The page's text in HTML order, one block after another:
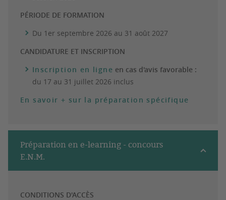
PÉRIODE DE FORMATION
Du 1er septembre 2026 au 31 août 2027
CANDIDATURE ET INSCRIPTION
Inscription en ligne en cas d'avis favorable :
du 17 au 31 juillet 2026 inclus
En savoir + sur la préparation spécifique
Préparation en e-learning - concours
E.N.M.
CONDITIONS D'ACCÈS